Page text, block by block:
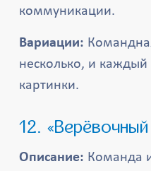
коммуникации.
Вариации:
несколько, и каждый
картинки.
12.
Описание: Команда